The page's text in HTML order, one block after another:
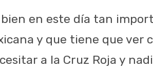
en este día tan
y que tiene que ver
a la Cruz Roja y